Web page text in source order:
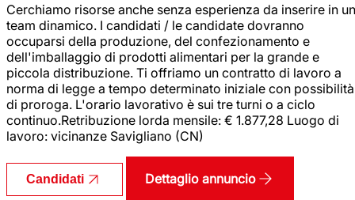
Cerchiamo risorse anche senza esperienza da inserire in un
team dinamico. I candidati / le candidate dovranno
occuparsi della produzione, del confezionamento e
dell'imballaggio di prodotti alimentari per la grande e
piccola distribuzione. Ti offriamo un contratto di lavoro a
norma di legge a tempo determinato iniziale con possibilità
di proroga. L'orario lavorativo è sui tre turni o a ciclo
continuo.Retribuzione lorda mensile: € 1.877,28 Luogo di
lavoro: vicinanze Savigliano (CN)
Candidati Dettaglio annuncio